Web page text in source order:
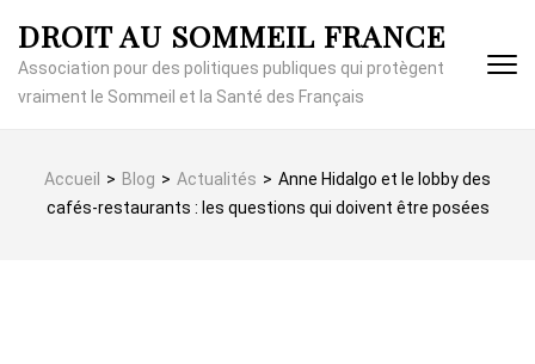
contenu
(Pressez
DROIT AU SOMMEIL FRANCE
Association pour des politiques publiques qui protègent
vraiment le Sommeil et la Santé des Français
Accueil > Blog > Actualités > Anne Hidalgo et le lobby des
cafés-restaurants : les questions qui doivent être posées